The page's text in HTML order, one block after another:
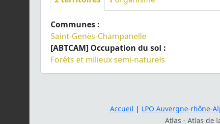
Communes :
Saint-Genès-Champanelle
[ABTCAM] Occupation du sol :
Forêts et milieux semi-naturels
Accueil | LPO Auvergne-rhône-
Atlas - Atlas de